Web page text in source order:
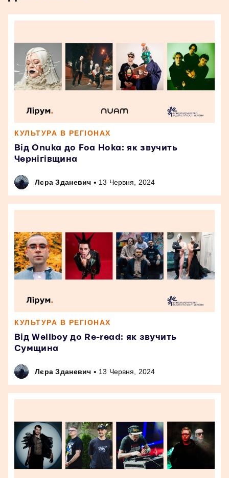
КУЛЬТУРА В РЕГІОНАХ
Від Onuka до Foa Hoka: як звучить
Чернігівщина
Лєра Зданевич • 13 Червня, 2024
КУЛЬТУРА В РЕГІОНАХ
Від Wellboy до Re-read: як звучить
Сумщина
Лєра Зданевич • 13 Червня, 2024